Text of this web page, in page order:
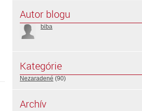
Autor blogu
biba
Kategórie
Nezaradené (90)
Archív